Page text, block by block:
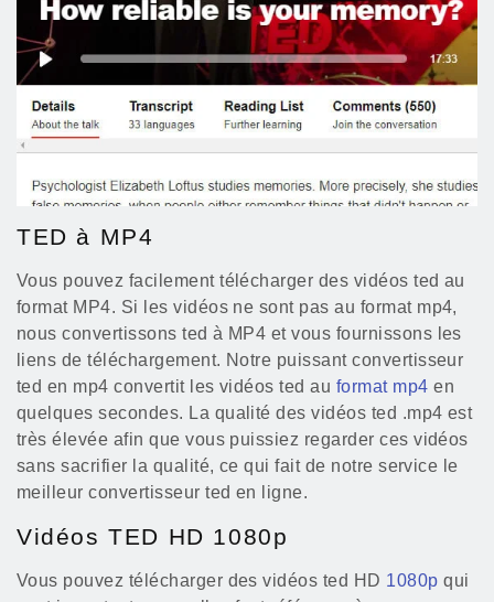
TED à MP4
Vous pouvez facilement télécharger des vidéos ted au
format MP4. Si les vidéos ne sont pas au format mp4,
nous convertissons ted à MP4 et vous fournissons les
liens de téléchargement. Notre puissant convertisseur
ted en mp4 convertit les vidéos ted au format mp4 en
quelques secondes. La qualité des vidéos ted .mp4 est
très élevée afin que vous puissiez regarder ces vidéos
sans sacrifier la qualité, ce qui fait de notre service le
meilleur convertisseur ted en ligne.
Vidéos TED HD 1080p
Vous pouvez télécharger des vidéos ted HD 1080p qui